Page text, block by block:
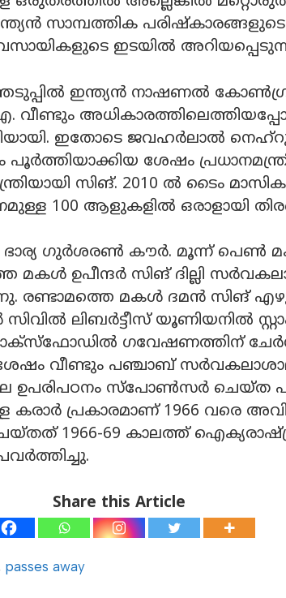
സാമ്പത്തിക
ഇടയില്‍
ഇന്ത്യന്‍ നാഷണല്‍
വീണ്ടും
ഇതോടെ ജവഹര്‍ലാല്‍
ശേഷം
സിങ്. 2010 ല്‍ ടൈം
100 ആളുകളില്‍ ഒരാളായി
ഭാര്യ ഗുര്‍ശരണ്‍ കൗര്‍. മൂന്ന് പെണ്‍
മകള്‍ ഉപീന്ദര്‍ സിങ് ദില്ലി
രണ്ടാമത്തെ മകള്‍ ദമന്‍ സിങ്
ലിബര്‍ട്ടീസ് യൂണിയനില്‍
ഗവേഷണത്തിന്
ശേഷം വീണ്ടും പഞ്ചാബ്
ഉപരിപഠനം സ്‌പോണ്‍സര്‍ ചെയ്ത
പ്രകാരമാണ് 1966 വരെ
1966-69 കാലത്ത്
Share this Article
passes away